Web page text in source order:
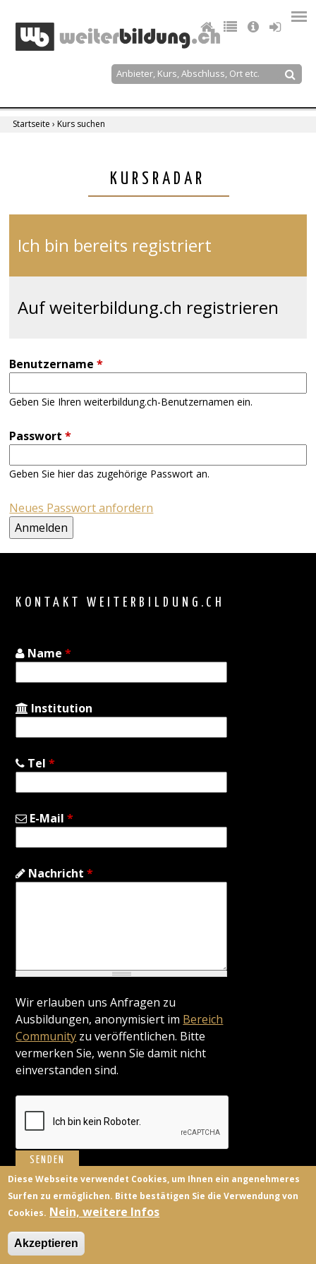
navigation
Suche
Startseite › Kurs suchen
KURSRADAR
Ich bin bereits registriert
Auf weiterbildung.ch registrieren
Benutzername*
Geben Sie Ihren weiterbildung.ch-Benutzernamen ein.
Passwort*
Geben Sie hier das zugehörige Passwort an.
Neues Passwort anfordern
KONTAKT WEITERBILDUNG.CH
Name*
Institution
Tel*
E-Mail*
Nachricht*
Wir erlauben uns Anfragen zu
Ausbildungen, anonymisiert im Bereich
Community zu veröffentlichen. Bitte
vermerken Sie, wenn Sie damit nicht
einverstanden sind.
BILDUNGSANBIETER KONTAKT
Diese Webseite verwendet Cookies, um Ihnen ein angenehmeres
Surfen zu ermöglichen. Bitte bestätigen Sie die Verwendung von
Cookies. Nein, weitere Infos
Akzeptieren